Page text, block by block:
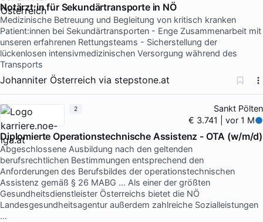
Notärzt:in für Sekundärtransporte in NÖ
Medizinische Betreuung und Begleitung von kritisch kranken
Patient:innen bei Sekundärtransporten - Enge Zusammenarbeit mit
unseren erfahrenen Rettungsteams - Sicherstellung der
lückenlosen intensivmedizinischen Versorgung während des
Transports
Johanniter Österreich via stepstone.at
Sankt Pölten
€ 3.741 | vor 1 M
Diplomierte Operationstechnische Assistenz - OTA (w/m/d)
Abgeschlossene Ausbildung nach den geltenden
berufsrechtlichen Bestimmungen entsprechend den
Anforderungen des Berufsbildes der operationstechnischen
Assistenz gemäß § 26 MABG … Als einer der größten
Gesundheitsdienstleister Österreichs bietet die NÖ
Landesgesundheitsagentur außerdem zahlreiche Sozialleistungen
…
2